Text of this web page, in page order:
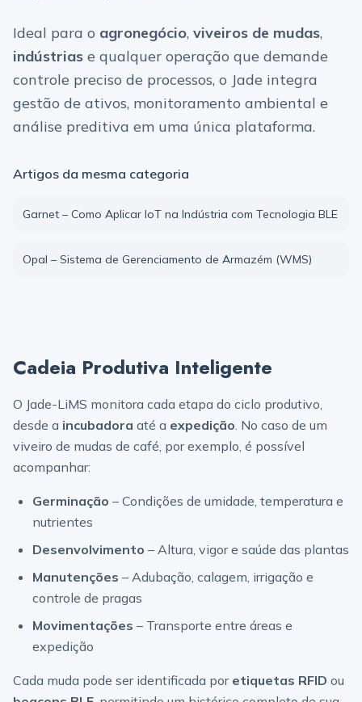
Ideal para o agronegócio, viveiros de mudas,
indústrias e qualquer operação que demande
controle preciso de processos, o Jade integra
gestão de ativos, monitoramento ambiental e
análise preditiva em uma única plataforma.
Artigos da mesma categoria
Garnet – Como Aplicar IoT na Indústria com Tecnologia BLE
Opal – Sistema de Gerenciamento de Armazém (WMS)
Cadeia Produtiva Inteligente
O Jade-LiMS monitora cada etapa do ciclo produtivo,
desde a incubadora até a expedição. No caso de um
viveiro de mudas de café, por exemplo, é possível
acompanhar:
Germinação – Condições de umidade, temperatura e
nutrientes
Desenvolvimento – Altura, vigor e saúde das plantas
Manutenções – Adubação, calagem, irrigação e
controle de pragas
Movimentações – Transporte entre áreas e
expedição
Cada muda pode ser identificada por etiquetas RFID ou